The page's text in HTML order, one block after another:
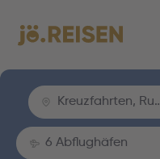
Kreuzfahrten, Rundreisen, Europa
6 Abflughäfen